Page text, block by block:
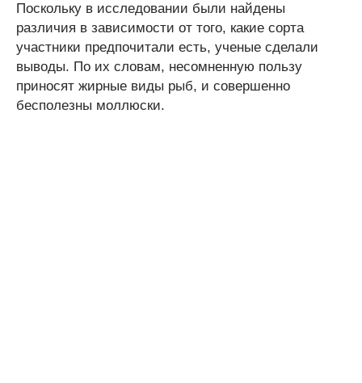
Поскольку в исследовании были найдены
различия в зависимости от того, какие сорта
участники предпочитали есть, ученые сделали
выводы. По их словам, несомненную пользу
приносят жирные виды рыб, и совершенно
бесполезны моллюски.